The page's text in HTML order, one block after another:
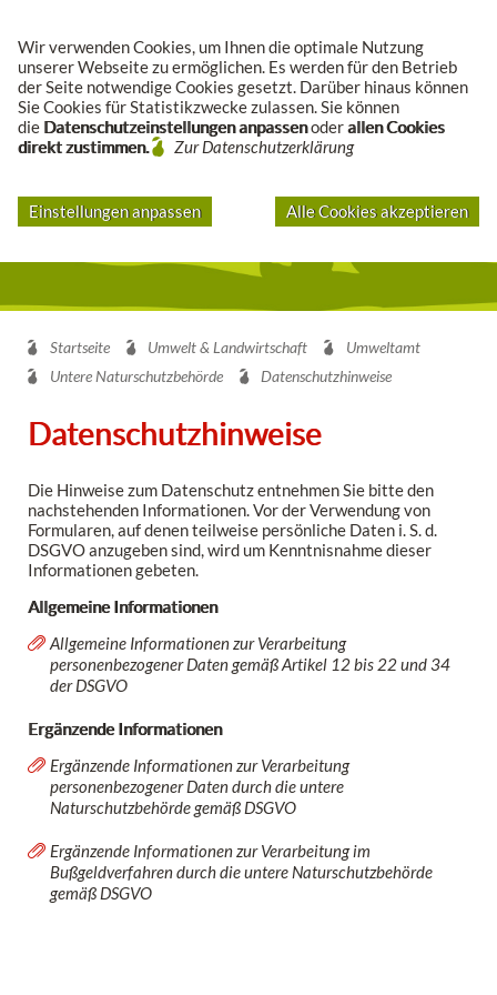
Wir verwenden Cookies, um Ihnen die optimale Nutzung
unserer Webseite zu ermöglichen. Es werden für den Betrieb
der Seite notwendige Cookies gesetzt. Darüber hinaus können
Sie Cookies für Statistikzwecke zulassen. Sie können
die Datenschutzeinstellungen anpassenoderallen Cookies
direkt zustimmen.
Zur Datenschutzerklärung
Einstellungen anpassen Alle Cookies akzeptieren
Startseite Umwelt & Landwirtschaft
Umweltamt
Untere Naturschutzbehörde
Datenschutzhinweise
Datenschutzhinweise
Die Hinweise zum Datenschutz entnehmen Sie bitte den
nachstehenden Informationen. Vor der Verwendung von
Formularen, auf denen teilweise persönliche Daten i. S. d.
DSGVO anzugeben sind, wird um Kenntnisnahme dieser
Informationen gebeten.
Allgemeine Informationen
Allgemeine Informationen zur Verarbeitung
personenbezogener Daten gemäß Artikel 12 bis 22 und 34
der DSGVO
Ergänzende Informationen
Ergänzende Informationen zur Verarbeitung
personenbezogener Daten durch die untere
Naturschutzbehörde gemäß DSGVO
Ergänzende Informationen zur Verarbeitung im
Bußgeldverfahren durch die untere Naturschutzbehörde
gemäß DSGVO